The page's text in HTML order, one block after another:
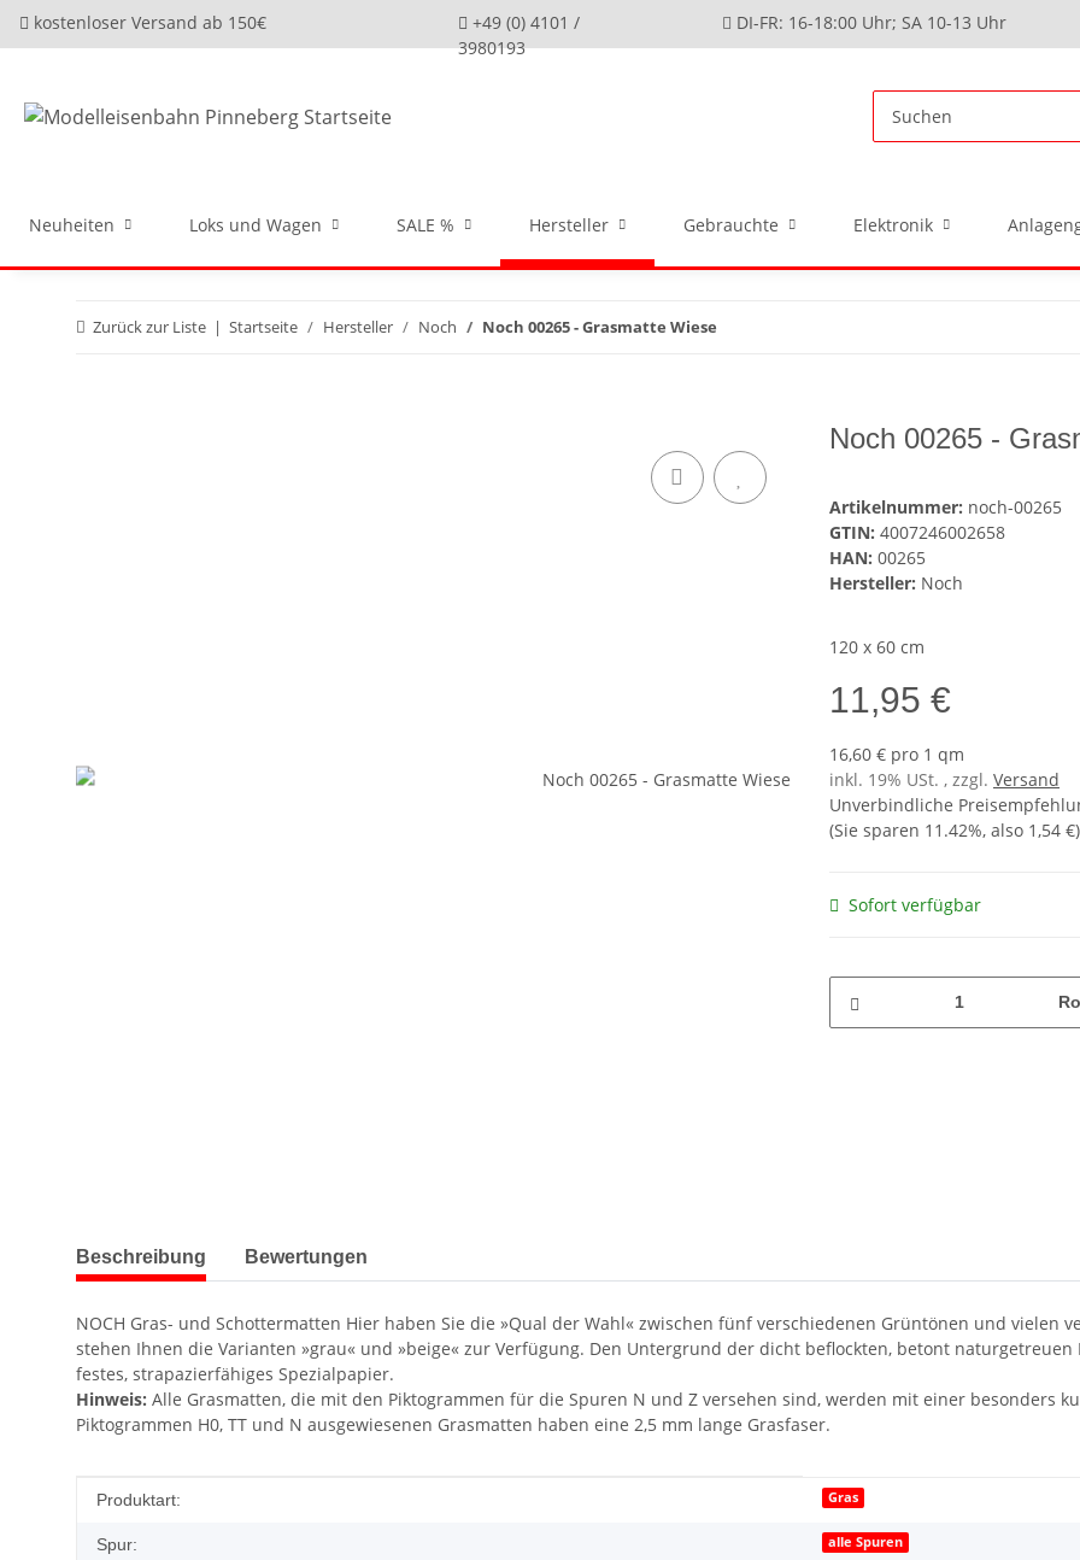
kostenloser Versand ab 150€
+49 (0) 4101 /
3980193
DI-FR: 16-18:00 Uhr; SA 10-13 Uhr
Neuheiten Loks und Wagen SALE % Hersteller Gebrauchte Elektronik
Zurück zur Liste Startseite Hersteller Noch Noch 00265 - Grasmatte Wiese
Noch 00265 -
Artikelnummer: noch-00265
GTIN: 4007246002658
HAN: 00265
Hersteller: Noch
120 x 60 cm
11,95 €
16,60 € pro 1 qm
inkl. 19% USt. , zzgl. Versand
Unverbindliche
(Sie sparen 11.42%, also 1,54 €)
Sofort verfügbar
weitere Registerkarten anzeigen
Beschreibung Bewertungen
NOCH Gras- und Schottermatten Hier haben Sie die »Qual der Wahl« zwischen fünf verschiedenen Grüntönen und vielen
stehen Ihnen die Varianten »grau« und »beige« zur Verfügung. Den Untergrund der dicht beflockten, betont
festes, strapazierfähiges Spezialpapier.
Hinweis: Alle Grasmatten, die mit den Piktogrammen für die Spuren N und Z versehen sind, werden mit einer besonders
Piktogrammen H0, TT und N ausgewiesenen Grasmatten haben eine 2,5 mm lange Grasfaser.
Produkteigenschaft
Wert
Produktart: Gras
Spur: alle Spuren